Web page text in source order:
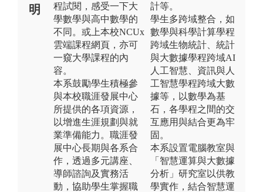
明
程試閱，感受一下大
學數學與高中數學的
不同。或上本校NCUx
雲端課程網頁，亦可
一窺大學課程的內
容。
本系鼓勵學生積極參
與本校職涯發展中心
所提供的各項資源，
以增進生涯規劃與就
業準備能力。職涯發
展中心長期與各系合
作，透過多元講座、
導師諮詢及實務活
動，協助學生掌握職
計等。
學生多跨域整合，如
數學與科學計算學程
跨域生物統計、統計
與大數據學程跨域AI
人工智慧、資訊與人
工智慧學程跨域大數
據等，以數學為基
石，各學程之間的交
互應用與結合更為牢
固。
本系設置電腦教室與
「智慧運算與大數據
分析」研究室以供教
學實作，結合智慧運